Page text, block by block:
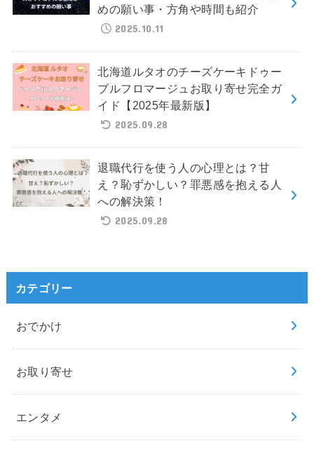
めの願い事・方角や時間も紹介
2025.10.11
北海道ルタオのチーズケーキドゥー
ブルフロマージュお取り寄せ完全ガ
イド【2025年最新版】
2025.09.28
退職代行を使う人の心理とは？甘
え？恥ずかしい？罪悪感を抱える人
への解決策！
2025.09.28
カテゴリー
おでかけ
お取り寄せ
エンタメ